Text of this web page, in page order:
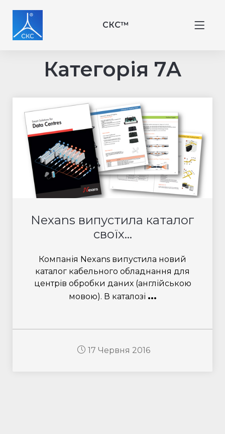
СКС™
Категорія 7A
Nexans випустила каталог
своїх...
Компанія Nexans випустила новий
каталог кабельного обладнання для
центрів обробки даних (англійською
мовою). В каталозі ...
17 Червня 2016